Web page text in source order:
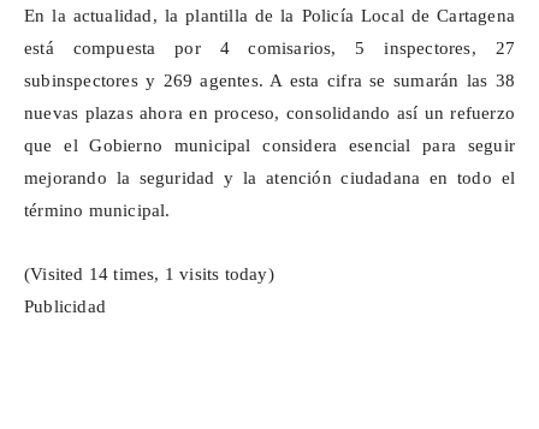
En la actualidad, la plantilla de la Policía Local de Cartagena
está compuesta por 4 comisarios, 5 inspectores, 27
subinspectores y 269 agentes. A esta cifra se sumarán las 38
nuevas plazas ahora en proceso, consolidando así un refuerzo
que el Gobierno municipal considera esencial para seguir
mejorando la seguridad y la atención ciudadana en todo el
término municipal.
(Visited 14 times, 1 visits today)
Publicidad